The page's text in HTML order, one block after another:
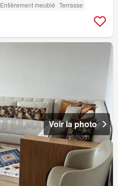
Entièrement meublé Terrasse
Voir la photo